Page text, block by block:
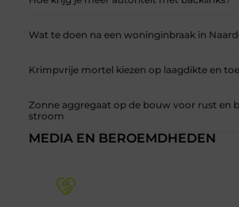
Wat te doen na een woninginbraak in
Krimpvrije mortel kiezen op laagdikte en
Zonne aggregaat op de bouw voor rust en
stroom
MEDIA EN BEROEMDHEDEN